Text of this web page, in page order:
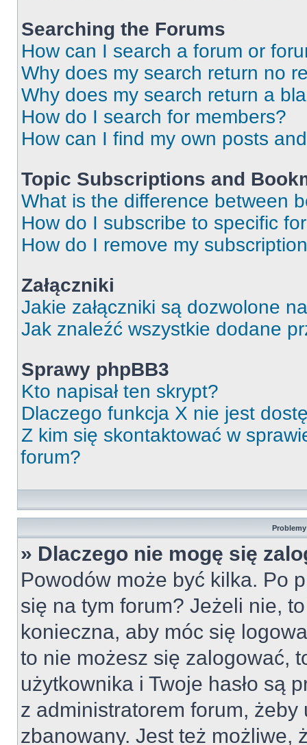
Searching the Forums
How can I search a forum or
Why does my search return no
Why does my search return a
How do I search for members?
How can I find my own posts
Topic Subscriptions and
What is the difference between
How do I subscribe to specific
How do I remove my
Załączniki
Jakie załączniki są dozwolone
Jak znaleźć wszystkie dodane
Sprawy phpBB3
Kto napisał ten skrypt?
Dlaczego funkcja X nie jest
Z kim się skontaktować w
forum?
» Dlaczego nie mogę się
Powodów może być kilka. Po
się na tym forum? Jeżeli nie,
konieczna, aby móc się
to nie możesz się zalogować,
użytkownika i Twoje hasło są
z administratorem forum, żeby
zbanowany. Jest też możliwe,